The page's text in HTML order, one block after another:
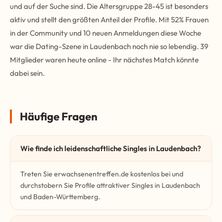
und auf der Suche sind. Die Altersgruppe 28-45 ist besonders
aktiv und stellt den größten Anteil der Profile. Mit 52% Frauen
in der Community und 10 neuen Anmeldungen diese Woche
war die Dating-Szene in Laudenbach noch nie so lebendig. 39
Mitglieder waren heute online - Ihr nächstes Match könnte
dabei sein.
Häufige Fragen
Wie finde ich leidenschaftliche Singles in Laudenbach?
Treten Sie erwachsenentreffen.de kostenlos bei und
durchstobern Sie Profile attraktiver Singles in Laudenbach
und Baden-Württemberg.